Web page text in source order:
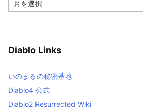
e
i
s
t
Diablo Links
いのまるの秘密基地
Diablo4 公式
Diablo2 Resurrected Wiki